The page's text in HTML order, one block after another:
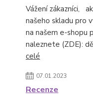
Vážení zákazníci,
našeho skladu pro
na našem e-shopu
naleznete (ZDE):
celé
07.01.2023
Recenze